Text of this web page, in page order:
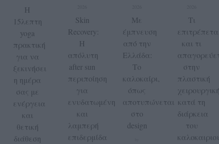
Η
15λεπτη
yoga
πρακτική
για να
ξεκινήσει
η ημέρα
σας με
ενέργεια
και
θετική
διάθεση
Skin
Recovery:
Η
απόλυτη
after sun
περιποίηση
για
ενυδατωμένη
και
λαμπερή
επιδερμίδα
Με
έμπνευση
από την
Ελλάδα:
Το
καλοκαίρι,
όπως
αποτυπώνεται
στο
design
Tι
και τι
στην
πλαστική
κατά τη
διάρκεια
του